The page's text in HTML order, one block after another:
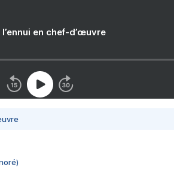
en chef-d’œuvre